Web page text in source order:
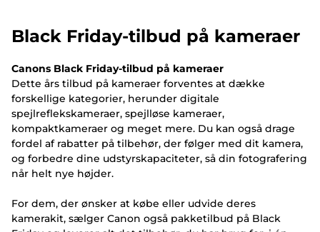
Black Friday-tilbud på kameraer
Canons Black Friday-tilbud på kameraer
Dette års tilbud på kameraer forventes at dække
forskellige kategorier, herunder digitale
spejlreflekskameraer, spejlløse kameraer,
kompaktkameraer og meget mere. Du kan også drage
fordel af rabatter på tilbehør, der følger med dit kamera,
og forbedre dine udstyrskapaciteter, så din fotografering
når helt nye højder.
For dem, der ønsker at købe eller udvide deres
kamerakit, sælger Canon også pakketilbud på Black